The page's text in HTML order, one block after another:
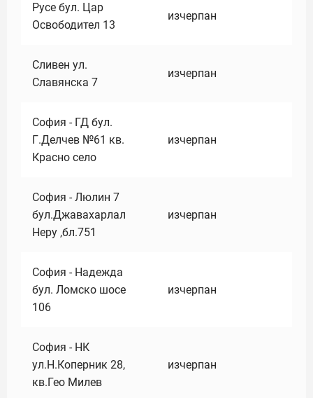
Русе бул. Цар
Освободител 13
изчерпан
Сливен ул.
Славянска 7
изчерпан
София - ГД бул.
Г.Делчев №61 кв.
Красно село
изчерпан
София - Люлин 7
бул.Джавахарлал
Неру ,бл.751
изчерпан
София - Надежда
бул. Ломско шосе
106
изчерпан
София - НК
ул.Н.Коперник 28,
кв.Гео Милев
изчерпан